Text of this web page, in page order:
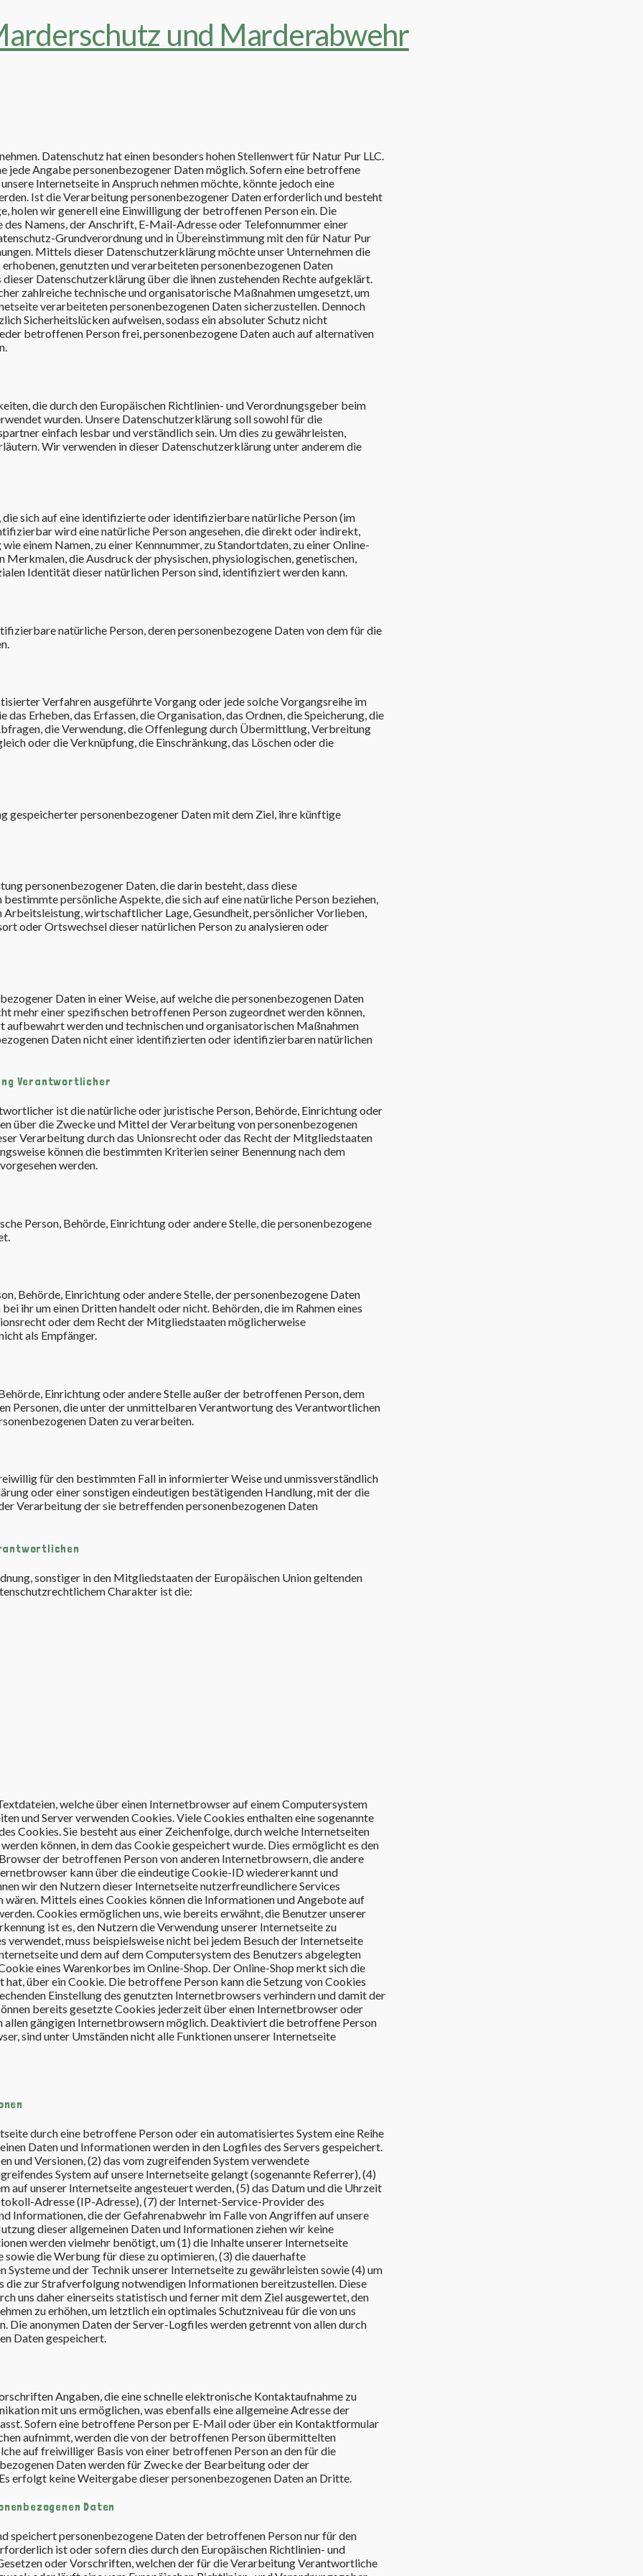
Datenschutz hat einen besonders hohen Stellenwert für Natur Pur LLC.
jede Angabe personenbezogener Daten möglich. Sofern eine betroffene
Internetseite in Anspruch nehmen möchte, könnte jedoch eine
Ist die Verarbeitung personenbezogener Daten erforderlich und besteht
holen wir generell eine Einwilligung der betroffenen Person ein. Die
Namens, der Anschrift, E-Mail-Adresse oder Telefonnummer einer
Grundverordnung und in Übereinstimmung mit den für Natur Pur
Mittels dieser Datenschutzerklärung möchte unser Unternehmen die
genutzten und verarbeiteten personenbezogenen Daten
Datenschutzerklärung über die ihnen zustehenden Rechte aufgeklärt.
zahlreiche technische und organisatorische Maßnahmen umgesetzt, um
verarbeiteten personenbezogenen Daten sicherzustellen. Dennoch
Sicherheitslücken aufweisen, sodass ein absoluter Schutz nicht
betroffenen Person frei, personenbezogene Daten auch auf alternativen
die durch den Europäischen Richtlinien- und Verordnungsgeber beim
wurden. Unsere Datenschutzerklärung soll sowohl für die
einfach lesbar und verständlich sein. Um dies zu gewährleisten,
Wir verwenden in dieser Datenschutzerklärung unter anderem die
sich auf eine identifizierte oder identifizierbare natürliche Person (im
wird eine natürliche Person angesehen, die direkt oder indirekt,
einem Namen, zu einer Kennnummer, zu Standortdaten, zu einer Online-
Merkmalen, die Ausdruck der physischen, physiologischen, genetischen,
Identität dieser natürlichen Person sind, identifiziert werden kann.
natürliche Person, deren personenbezogene Daten von dem für die
Verfahren ausgeführte Vorgang oder jede solche Vorgangsreihe im
Erheben, das Erfassen, die Organisation, das Ordnen, die Speicherung, die
die Verwendung, die Offenlegung durch Übermittlung, Verbreitung
oder die Verknüpfung, die Einschränkung, das Löschen oder die
gespeicherter personenbezogener Daten mit dem Ziel, ihre künftige
personenbezogener Daten, die darin besteht, dass diese
persönliche Aspekte, die sich auf eine natürliche Person beziehen,
wirtschaftlicher Lage, Gesundheit, persönlicher Vorlieben,
oder Ortswechsel dieser natürlichen Person zu analysieren oder
Daten in einer Weise, auf welche die personenbezogenen Daten
mehr einer spezifischen betroffenen Person zugeordnet werden können,
werden und technischen und organisatorischen Maßnahmen
Daten nicht einer identifizierten oder identifizierbaren natürlichen
Verantwortlicher
ist die natürliche oder juristische Person, Behörde, Einrichtung oder
über die Zwecke und Mittel der Verarbeitung von personenbezogenen
Verarbeitung durch das Unionsrecht oder das Recht der Mitgliedstaaten
können die bestimmten Kriterien seiner Benennung nach dem
werden.
Person, Behörde, Einrichtung oder andere Stelle, die personenbezogene
Behörde, Einrichtung oder andere Stelle, der personenbezogene Daten
ihr um einen Dritten handelt oder nicht. Behörden, die im Rahmen eines
oder dem Recht der Mitgliedstaaten möglicherweise
als Empfänger.
Einrichtung oder andere Stelle außer der betroffenen Person, dem
Personen, die unter der unmittelbaren Verantwortung des Verantwortlichen
Daten zu verarbeiten.
für den bestimmten Fall in informierter Weise und unmissverständlich
oder einer sonstigen eindeutigen bestätigenden Handlung, mit der die
Verarbeitung der sie betreffenden personenbezogenen Daten
sonstiger in den Mitgliedstaaten der Europäischen Union geltenden
Charakter ist die:
welche über einen Internetbrowser auf einem Computersystem
und Server verwenden Cookies. Viele Cookies enthalten eine sogenannte
Cookies. Sie besteht aus einer Zeichenfolge, durch welche Internetseiten
können, in dem das Cookie gespeichert wurde. Dies ermöglicht es den
der betroffenen Person von anderen Internetbrowsern, die andere
kann über die eindeutige Cookie-ID wiedererkannt und
wir den Nutzern dieser Internetseite nutzerfreundlichere Services
Mittels eines Cookies können die Informationen und Angebote auf
Cookies ermöglichen uns, wie bereits erwähnt, die Benutzer unserer
ist es, den Nutzern die Verwendung unserer Internetseite zu
muss beispielsweise nicht bei jedem Besuch der Internetseite
und dem auf dem Computersystem des Benutzers abgelegten
eines Warenkorbes im Online-Shop. Der Online-Shop merkt sich die
über ein Cookie. Die betroffene Person kann die Setzung von Cookies
Einstellung des genutzten Internetbrowsers verhindern und damit der
bereits gesetzte Cookies jederzeit über einen Internetbrowser oder
gängigen Internetbrowsern möglich. Deaktiviert die betroffene Person
sind unter Umständen nicht alle Funktionen unserer Internetseite
durch eine betroffene Person oder ein automatisiertes System eine Reihe
Daten und Informationen werden in den Logfiles des Servers gespeichert.
und Versionen, (2) das vom zugreifenden System verwendete
System auf unsere Internetseite gelangt (sogenannte Referrer), (4)
auf unserer Internetseite angesteuert werden, (5) das Datum und die Uhrzeit
Adresse (IP-Adresse), (7) der Internet-Service-Provider des
Informationen, die der Gefahrenabwehr im Falle von Angriffen auf unsere
dieser allgemeinen Daten und Informationen ziehen wir keine
werden vielmehr benötigt, um (1) die Inhalte unserer Internetseite
die Werbung für diese zu optimieren, (3) die dauerhafte
und der Technik unserer Internetseite zu gewährleisten sowie (4) um
zur Strafverfolgung notwendigen Informationen bereitzustellen. Diese
uns daher einerseits statistisch und ferner mit dem Ziel ausgewertet, den
zu erhöhen, um letztlich ein optimales Schutzniveau für die von uns
Die anonymen Daten der Server-Logfiles werden getrennt von allen durch
Daten gespeichert.
Angaben, die eine schnelle elektronische Kontaktaufnahme zu
mit uns ermöglichen, was ebenfalls eine allgemeine Adresse der
Sofern eine betroffene Person per E-Mail oder über ein Kontaktformular
aufnimmt, werden die von der betroffenen Person übermittelten
auf freiwilliger Basis von einer betroffenen Person an den für die
Daten werden für Zwecke der Bearbeitung oder der
erfolgt keine Weitergabe dieser personenbezogenen Daten an Dritte.
Daten
personenbezogene Daten der betroffenen Person nur für den
ist oder sofern dies durch den Europäischen Richtlinien- und
oder Vorschriften, welchen der für die Verarbeitung Verantwortliche